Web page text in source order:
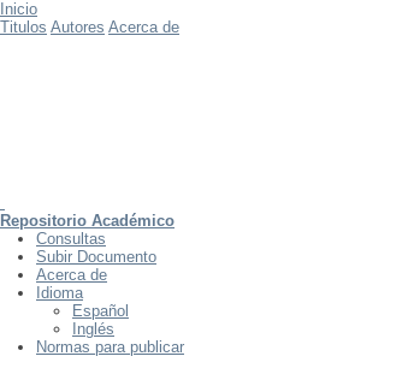
Inicio
Titulos Autores Acerca de
Repositorio Académico
Consultas
Subir Documento
Acerca de
Idioma
Español
Inglés
Normas para publicar